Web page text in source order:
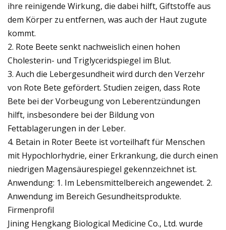
ihre reinigende Wirkung, die dabei hilft, Giftstoffe aus
dem Körper zu entfernen, was auch der Haut zugute
kommt.
2. Rote Beete senkt nachweislich einen hohen
Cholesterin- und Triglyceridspiegel im Blut.
3. Auch die Lebergesundheit wird durch den Verzehr
von Rote Bete gefördert. Studien zeigen, dass Rote
Bete bei der Vorbeugung von Leberentzündungen
hilft, insbesondere bei der Bildung von
Fettablagerungen in der Leber.
4. Betain in Roter Beete ist vorteilhaft für Menschen
mit Hypochlorhydrie, einer Erkrankung, die durch einen
niedrigen Magensäurespiegel gekennzeichnet ist.
Anwendung: 1. Im Lebensmittelbereich angewendet. 2.
Anwendung im Bereich Gesundheitsprodukte.
Firmenprofil
Jining Hengkang Biological Medicine Co., Ltd. wurde